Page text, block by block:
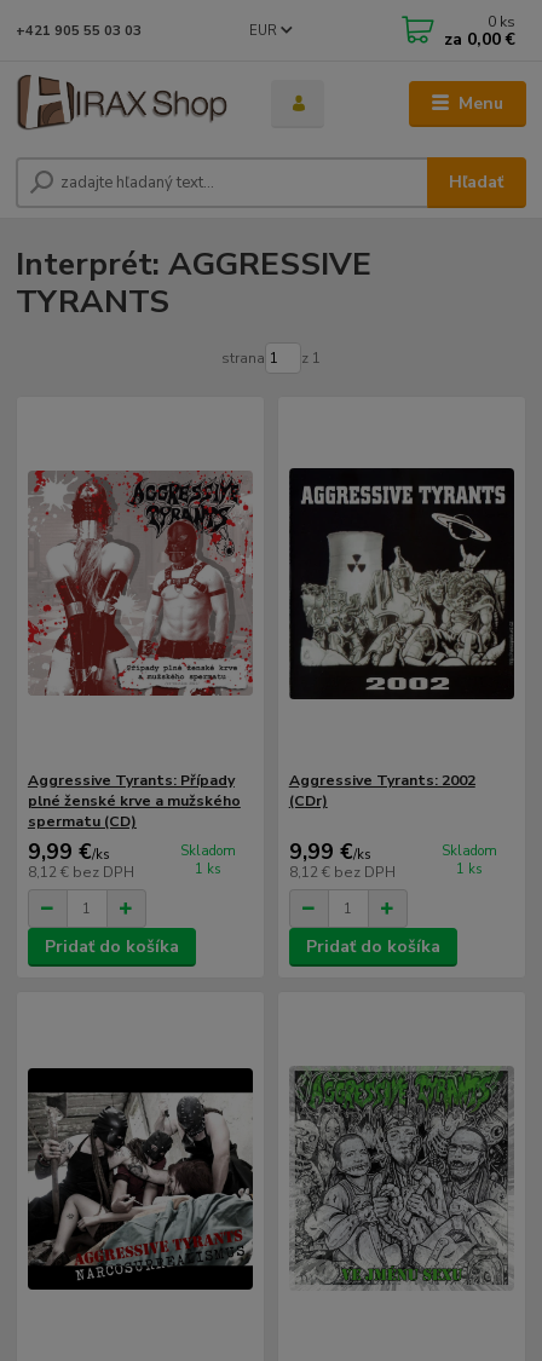
Menu
EUR
Hľadať
+421 905 55 03 03 0 ks
za 0,00 €
Interprét: AGGRESSIVE
TYRANTS
strana z 1
Aggressive Tyrants: Případy
plné ženské krve a mužského
spermatu (CD)
9,99 €/ks
8,12 € bez DPH
Skladom
1 ks
Pridať do košíka
Aggressive Tyrants: 2002
(CDr)
9,99 €/ks
8,12 € bez DPH
Skladom
1 ks
Pridať do košíka